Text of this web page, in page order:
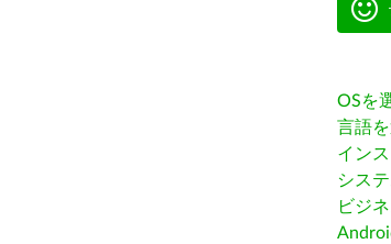
OSを
言語
イン
シス
ビジ